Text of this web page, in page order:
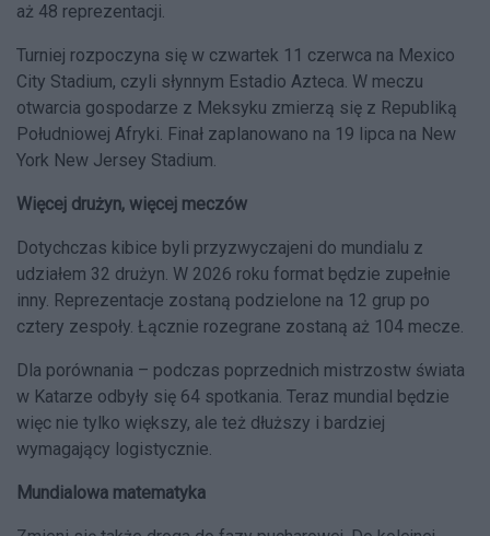
aż 48 reprezentacji.
Turniej rozpoczyna się w czwartek 11 czerwca na Mexico
City Stadium, czyli słynnym Estadio Azteca. W meczu
otwarcia gospodarze z Meksyku zmierzą się z Republiką
Południowej Afryki. Finał zaplanowano na 19 lipca na New
York New Jersey Stadium.
Więcej drużyn, więcej meczów
Dotychczas kibice byli przyzwyczajeni do mundialu z
udziałem 32 drużyn. W 2026 roku format będzie zupełnie
inny. Reprezentacje zostaną podzielone na 12 grup po
cztery zespoły. Łącznie rozegrane zostaną aż 104 mecze.
Dla porównania – podczas poprzednich mistrzostw świata
w Katarze odbyły się 64 spotkania. Teraz mundial będzie
więc nie tylko większy, ale też dłuższy i bardziej
wymagający logistycznie.
Mundialowa matematyka